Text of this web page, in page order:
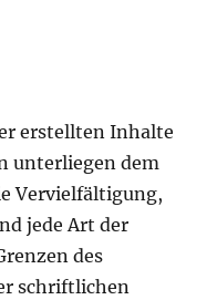
erstellten Inhalte
unterliegen dem
Vervielfältigung,
jede Art der
des
schriftlichen